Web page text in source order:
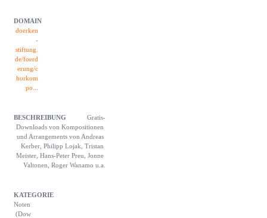
doerken
-
stiftung.
de/foerd
erung/c
horkom
po...
Gratis-
Downloads von Kompositionen
und Arrangements von Andreas
Kerber, Philipp Lojak, Tristan
Meister, Hans-Peter Preu, Jonne
Valtonen, Roger Wanamo u.a.
Noten
(Dow